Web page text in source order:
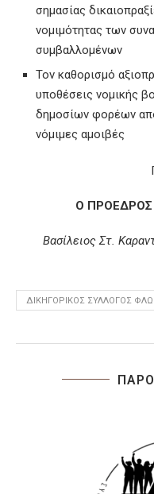
σημασίας
νομιμότητας των
συμβαλλομένων
Τον καθορισμό
υποθέσεις νομικής
δημοσίων φορέων
νόμιμες αμοιβές
Ο
Βασίλειος Στ.
ΔΙΚΗΓΟΡΙΚΌΣ ΣΎΛΛΟΓΟΣ